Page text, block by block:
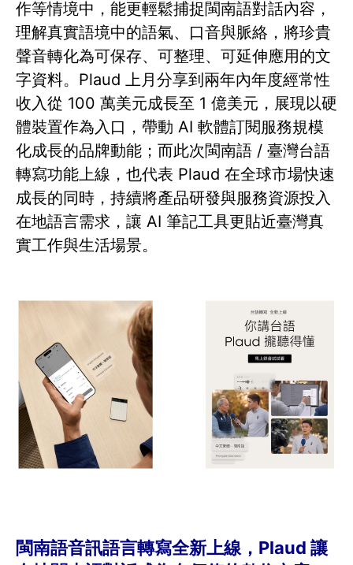
作等情境中，能更輕鬆捕捉閩南語對話內容，
理解真實語境中的語氣、口音與脈絡，將珍貴
聲音轉化為可保存、可整理、可延伸應用的文
字資料。Plaud 上月分享到兩年內年度經常性
收入從 100 萬美元成長至 1 億美元，展現以硬
體裝置作為入口，帶動 AI 軟體訂閱服務規模
化成長的品牌動能；而此次閩南語 / 臺灣台語
轉寫功能上線，也代表 Plaud 在全球市場快速
成長的同時，持續將產品研發與服務資源投入
在地語言需求，讓 AI 筆記工具更貼近臺灣真
實工作與生活場景。
閩南語音訊語言轉寫全新上線，Plaud 讓